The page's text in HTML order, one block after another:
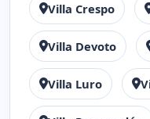
Villa Crespo
Villa Devoto
Villa Luro